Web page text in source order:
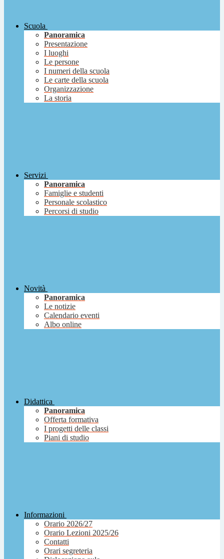
Scuola
Panoramica
Presentazione
I luoghi
Le persone
I numeri della scuola
Le carte della scuola
Organizzazione
La storia
Servizi
Panoramica
Famiglie e studenti
Personale scolastico
Percorsi di studio
Novità
Panoramica
Le notizie
Calendario eventi
Albo online
Didattica
Panoramica
Offerta formativa
I progetti delle classi
Piani di studio
Informazioni
Orario 2026/27
Orario Lezioni 2025/26
Contatti
Orari segreteria